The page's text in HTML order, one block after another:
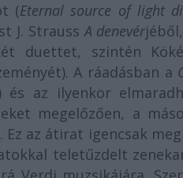
(Eternal source of light
J. StraussA denevér
duettet, szintén
A ráadásban a
és az ilyenkor
megelőzően, a
Ez az átirat igencsak
teletűzdelt